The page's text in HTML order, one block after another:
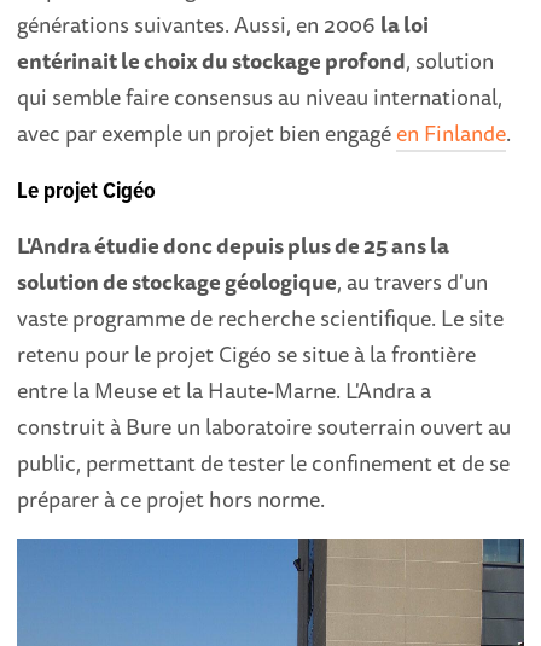
générations suivantes. Aussi, en 2006 la loi
entérinait le choix du stockage profond, solution
qui semble faire consensus au niveau international,
avec par exemple un projet bien engagéen Finlande.
Le projet Cigéo
L'Andra étudie donc depuis plus de 25 ans la
solution de stockage géologique, au travers d'un
vaste programme de recherche scientifique. Le site
retenu pour le projet Cigéo se situe à la frontière
entre la Meuse et la Haute-Marne. L'Andra a
construit à Bure un laboratoire souterrain ouvert au
public, permettant de tester le confinement et de se
préparer à ce projet hors norme.